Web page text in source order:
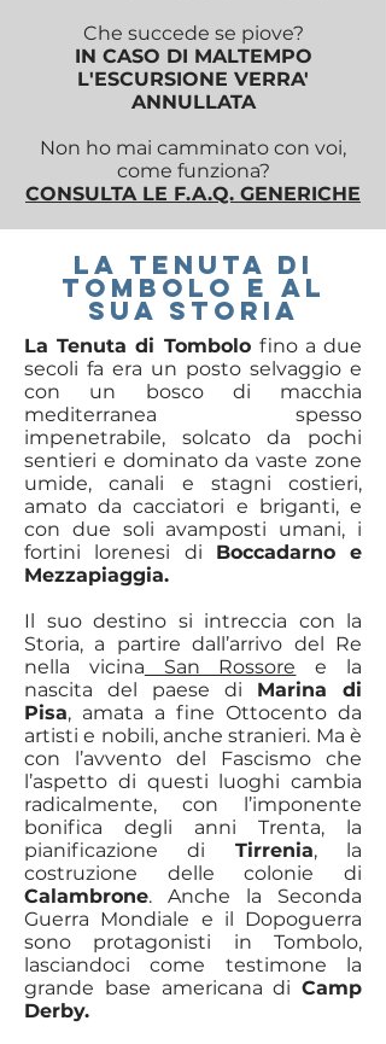
Che succede se piove?
IN CASO DI MALTEMPO
L'ESCURSIONE VERRA'
ANNULLATA
Non ho mai camminato con voi,
come funziona?
CONSULTA LE F.A.Q. GENERICHE
LA TENUTA DI
TOMBOLO E AL
SUA STORIA
La Tenuta di Tombolo fino a due
secoli fa era un posto selvaggio e
con un bosco di macchia
mediterranea spesso
impenetrabile, solcato da pochi
sentieri e dominato da vaste zone
umide, canali e stagni costieri,
amato da cacciatori e briganti, e
con due soli avamposti umani, i
fortini lorenesi di Boccadarno e
Mezzapiaggia.
Il suo destino si intreccia con la
Storia, a partire dall’arrivo del Re
nella vicina San Rossore e la
nascita del paese di Marina di
Pisa, amata a fine Ottocento da
artisti e nobili, anche stranieri. Ma è
con l’avvento del Fascismo che
l’aspetto di questi luoghi cambia
radicalmente, con l’imponente
bonifica degli anni Trenta, la
pianificazione di Tirrenia, la
costruzione delle colonie di
Calambrone. Anche la Seconda
Guerra Mondiale e il Dopoguerra
sono protagonisti in Tombolo,
lasciandoci come testimone la
grande base americana di Camp
Derby.